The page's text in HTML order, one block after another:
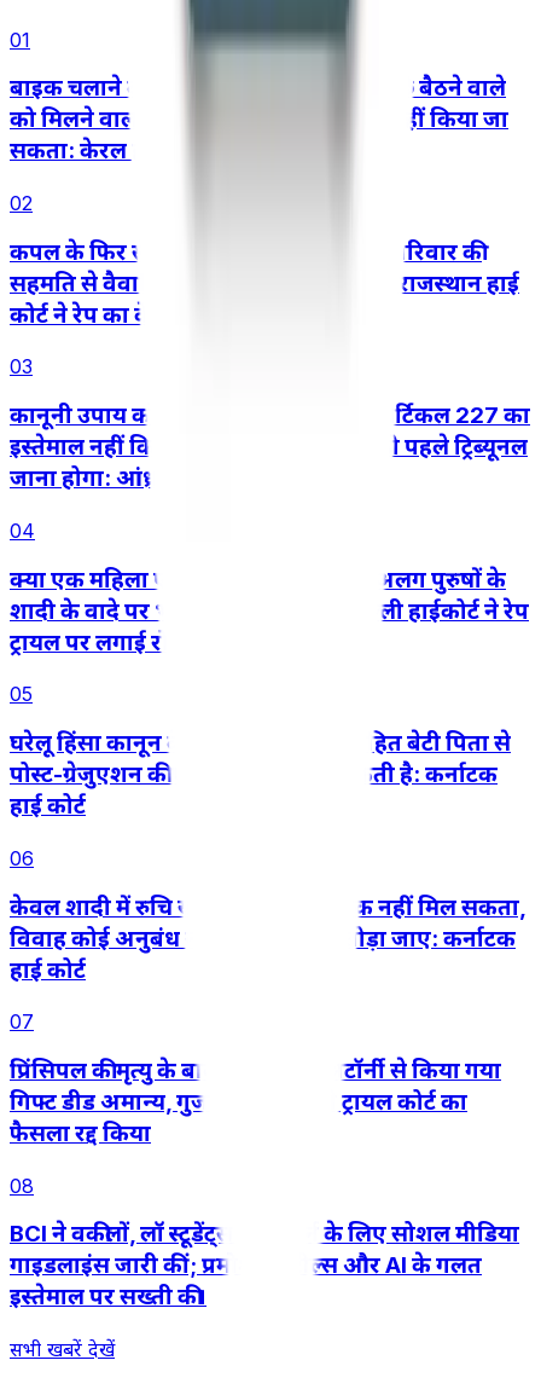
01
बाइक चलाने वाले की लापरवाही के कारण पीछे बैठने वाले
को मिलने वाला मोटर दुर्घटना मुआवज़ा कम नहीं किया जा
सकता: केरल हाई कोर्ट
02
कपल के फिर से साथ आने, शादी करने और परिवार की
सहमति से वैवाहिक जीवन शुरू करने के बाद राजस्थान हाई
कोर्ट ने रेप का केस रद्द किया
03
कानूनी उपाय को दरकिनार करने के लिए आर्टिकल 227 का
इस्तेमाल नहीं किया जा सकता, तीसरे पक्ष को पहले ट्रिब्यूनल
जाना होगा: आंध्र प्रदेश हाई कोर्ट
04
क्या एक महिला एक ही समय में दो अलग-अलग पुरुषों के
शादी के वादे पर भरोसा कर सकती है? दिल्ली हाईकोर्ट ने रेप
ट्रायल पर लगाई रोक
05
घरेलू हिंसा कानून के तहत बालिग़ अविवाहित बेटी पिता से
पोस्ट-ग्रेजुएशन की पढ़ाई का खर्च मांग सकती है: कर्नाटक
हाई कोर्ट
06
केवल शादी में रुचि खत्म हो जाने से तलाक नहीं मिल सकता,
विवाह कोई अनुबंध नहीं जिसे इच्छा से तोड़ा जाए: कर्नाटक
हाई कोर्ट
07
प्रिंसिपल की मृत्यु के बाद पावर ऑफ अटॉर्नी से किया गया
गिफ्ट डीड अमान्य, गुजरात हाईकोर्ट ने ट्रायल कोर्ट का
फैसला रद्द किया
08
BCI ने वकीलों, लॉ स्टूडेंट्स और इंटर्न के लिए सोशल मीडिया
गाइडलाइंस जारी कीं; प्रमोशनल रील्स और AI के गलत
इस्तेमाल पर सख्ती की।
सभी खबरें देखें